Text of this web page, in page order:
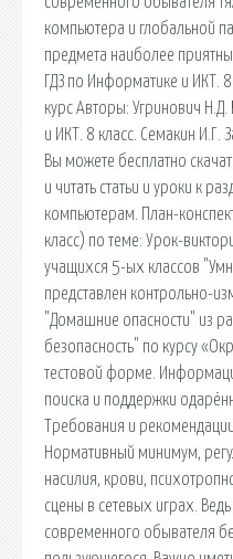
компьютера и глобальной
предмета наиболее
ГДЗ по Информатике и ИКТ.
курс Авторы: Угринович
и ИКТ. 8 класс. Семакин И.Г.
Вы можете бесплатно
и читать статьи и уроки к
компьютерам. План-
класс) по теме: Урок-
учащихся 5-ых классов
представлен контрольно-
"Домашние опасности" из
безопасность" по курсу
тестовой форме.
поиска и поддержки
Требования и
Нормативный минимум,
насилия, крови,
сцены в сетевых играх.
современного обывателя